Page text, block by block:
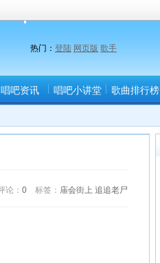
热门： 登陆 网页版 歌手
唱吧资讯 唱吧小讲堂 歌曲排行榜
： 0标签： 庙会街上 追追老尸